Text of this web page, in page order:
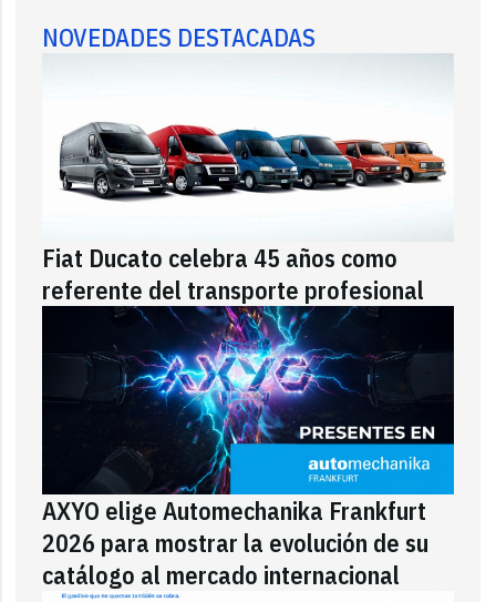
NOVEDADES DESTACADAS
Fiat Ducato celebra 45 años como
referente del transporte profesional
AXYO elige Automechanika Frankfurt
2026 para mostrar la evolución de su
catálogo al mercado internacional